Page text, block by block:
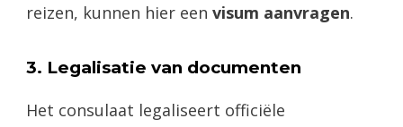
reizen, kunnen hier een visum aanvragen.
3. Legalisatie van documenten
Het consulaat legaliseert officiële